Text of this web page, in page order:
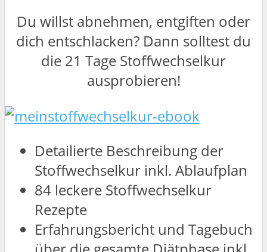
Du willst abnehmen, entgiften oder
dich entschlacken? Dann solltest du
die 21 Tage Stoffwechselkur
ausprobieren!
Detailierte Beschreibung der
Stoffwechselkur inkl. Ablaufplan
84 leckere Stoffwechselkur
Rezepte
Erfahrungsbericht und Tagebuch